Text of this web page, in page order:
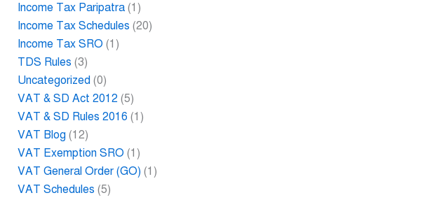
Income Tax Paripatra (1)
Income Tax Schedules (20)
Income Tax SRO (1)
TDS Rules (3)
Uncategorized (0)
VAT & SD Act 2012 (5)
VAT & SD Rules 2016 (1)
VAT Blog (12)
VAT Exemption SRO (1)
VAT General Order (GO) (1)
VAT Schedules (5)